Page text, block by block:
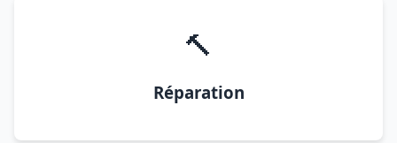
🔨
Réparation